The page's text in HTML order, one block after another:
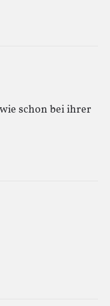
schon bei ihrer